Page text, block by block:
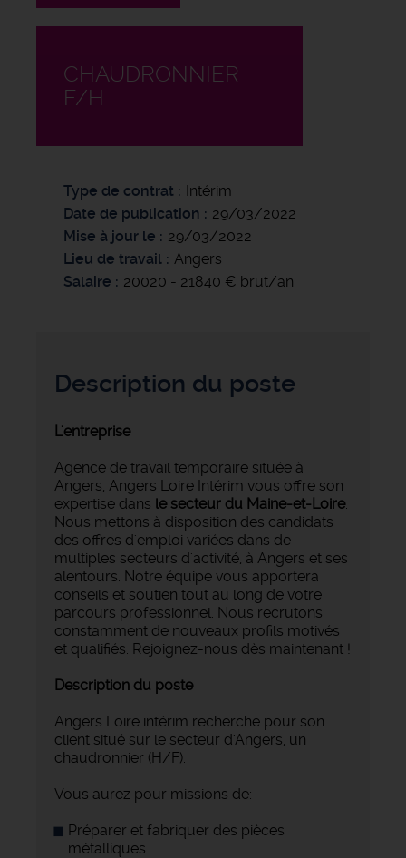
CHAUDRONNIER
F/H
Type de contrat
Intérim
Date de publication
29/03/2022
Mise à jour le
29/03/2022
Lieu de travail
Angers
Salaire
20020 - 21840 € brut/an
Description du poste
L'entreprise
Agence de travail temporaire située à
Angers, Angers Loire Intérim vous offre son
expertise dans le secteur du Maine-et-Loire.
Nous mettons à disposition des candidats
des offres d'emploi variées dans de
multiples secteurs d'activité, à Angers et ses
alentours. Notre équipe vous apportera
conseils et soutien tout au long de votre
parcours professionnel. Nous recrutons
constamment de nouveaux profils motivés
et qualifiés. Rejoignez-nous dès maintenant !
Description du poste
Angers Loire intérim recherche pour son
client situé sur le secteur d'Angers, un
chaudronnier (H/F).
Vous aurez pour missions de:
Préparer et fabriquer des pièces
métalliques